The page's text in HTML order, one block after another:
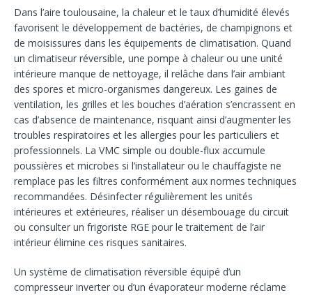
Dans l’aire toulousaine, la chaleur et le taux d’humidité élevés
favorisent le développement de bactéries, de champignons et
de moisissures dans les équipements de climatisation. Quand
un climatiseur réversible, une pompe à chaleur ou une unité
intérieure manque de nettoyage, il relâche dans l’air ambiant
des spores et micro-organismes dangereux. Les gaines de
ventilation, les grilles et les bouches d’aération s’encrassent en
cas d’absence de maintenance, risquant ainsi d’augmenter les
troubles respiratoires et les allergies pour les particuliers et
professionnels. La VMC simple ou double-flux accumule
poussières et microbes si l’installateur ou le chauffagiste ne
remplace pas les filtres conformément aux normes techniques
recommandées. Désinfecter régulièrement les unités
intérieures et extérieures, réaliser un désembouage du circuit
ou consulter un frigoriste RGE pour le traitement de l’air
intérieur élimine ces risques sanitaires.
Un système de climatisation réversible équipé d’un
compresseur inverter ou d’un évaporateur moderne réclame